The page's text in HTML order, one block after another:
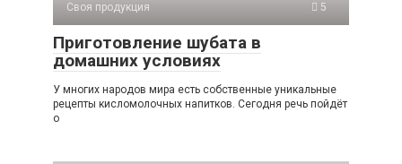
Своя продукция 5
Приготовление шубата в
домашних условиях
У многих народов мира есть собственные уникальные
рецепты кисломолочных напитков. Сегодня речь пойдёт
о